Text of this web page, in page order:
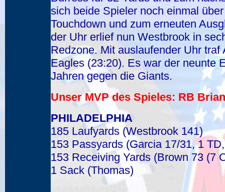
sich beide Spieler noch einmal
Touchdown und zum erneuten
der Uhr erlief nun Westbrook in
Redzone. Mit auslaufender Uhr
Eagles (23:20). Es war der neunte
Jahren gegen die Giants.
Unser MVP des Spieles: RB
PHILADELPHIA
185 Laufyards (Westbrook 141)
153 Passyards (Garcia 17/31, 1
153 Receiving Yards (Brown 73 (7
1 Sack (Thomas)